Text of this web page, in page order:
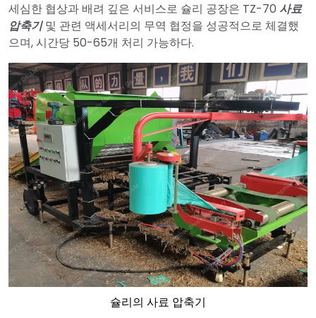
세심한 협상과 배려 깊은 서비스로 슐리 공장은 TZ-70 사료
압축기및 관련 액세서리의 무역 협정을 성공적으로 체결했
으며, 시간당 50-65개 처리 가능하다.
슐리의 사료 압축기